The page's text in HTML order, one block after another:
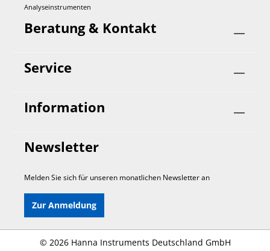
Analyseinstrumenten
Beratung & Kontakt
Service
Information
Newsletter
Melden Sie sich für unseren monatlichen Newsletter an
Zur Anmeldung
© 2026 Hanna Instruments Deutschland GmbH